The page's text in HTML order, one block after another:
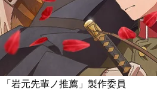
岩元先輩ノ推薦」製作委員